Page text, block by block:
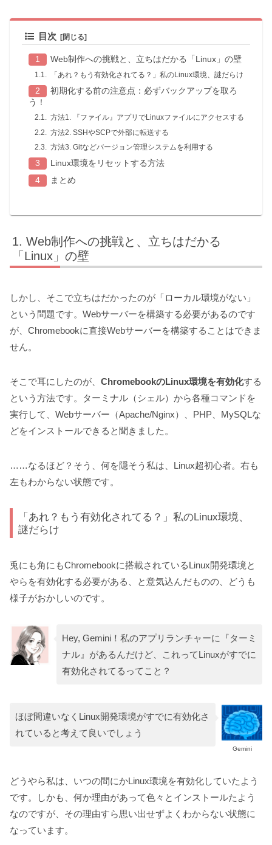
目次
Web制作への挑戦と、立ちはだかる「Linux」の壁
「あれ？もう有効化されてる？」私のLinux環境、謎だらけ
初期化する前の注意点：必ずバックアップを取ろ
う！
方法1. 『ファイル』アプリでLinuxファイルにアクセスする
方法2. SSHやSCPで外部に転送する
方法3. Gitなどバージョン管理システムを利用する
Linux環境をリセットする方法
まとめ
Web制作への挑戦と、立ちはだかる
「Linux」の壁
しかし、そこで立ちはだかったのが「ローカル環境がない」
という問題です。Webサーバーを構築する必要があるのです
が、Chromebookに直接Webサーバーを構築することはできま
せん。
そこで耳にしたのが、 ChromebookのLinux環境を有効化する
という方法です。ターミナル（シェル）から各種コマンドを
実行して、Webサーバー（Apache/Nginx）、PHP、MySQLな
どをインストールできると聞きました。
……なるほど？そう、何を隠そう私は、Linux超初心者。右も
左もわからない状態です。
「あれ？もう有効化されてる？」私のLinux環境、
謎だらけ
兎にも角にもChromebookに搭載されているLinux開発環境と
やらを有効化する必要がある、と意気込んだものの、どうも
様子がおかしいのです。
Hey, Gemini！私のアプリランチャーに『ターミ
ナル』があるんだけど、これってLinuxがすでに
有効化されてるってこと？
Gemini
ほぼ間違いなくLinux開発環境がすでに有効化さ
れていると考えて良いでしょう
どうやら私は、いつの間にかLinux環境を有効化していたよう
です。しかも、何か理由があって色々とインストールたよう
なのですが、その理由すら思い出せずよくわからない状態に
なっています。